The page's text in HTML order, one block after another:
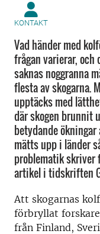
KONTAKT
Vad händer med
frågan varierar, och
saknas noggranna
flesta av skogarna.
upptäcks med
där skogen brunnit
betydande
mätts upp i länder
problematik skriver
artikel i tidskriften
Att skogarnas
förbryllat
från Finland,